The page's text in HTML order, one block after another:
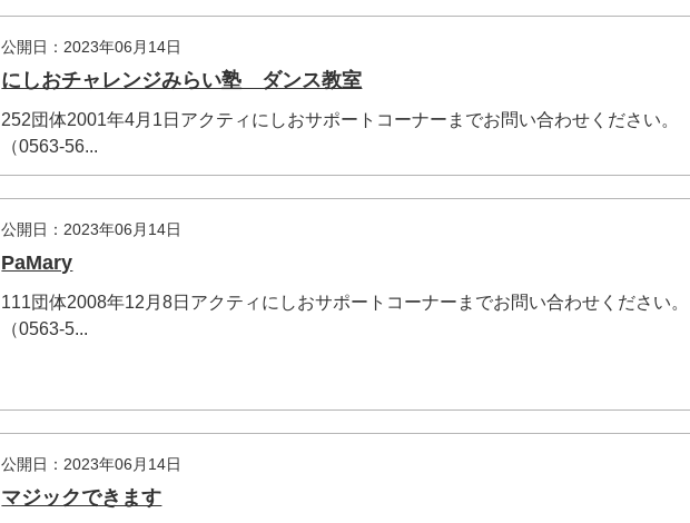
公開日：2023年06月14日
にしおチャレンジみらい塾 ダンス教室
252団体2001年4月1日アクティにしおサポートコーナーまでお問い合わせください。
（0563-56...
公開日：2023年06月14日
PaMary
111団体2008年12月8日アクティにしおサポートコーナーまでお問い合わせください。
（0563-5...
公開日：2023年06月14日
マジックできます